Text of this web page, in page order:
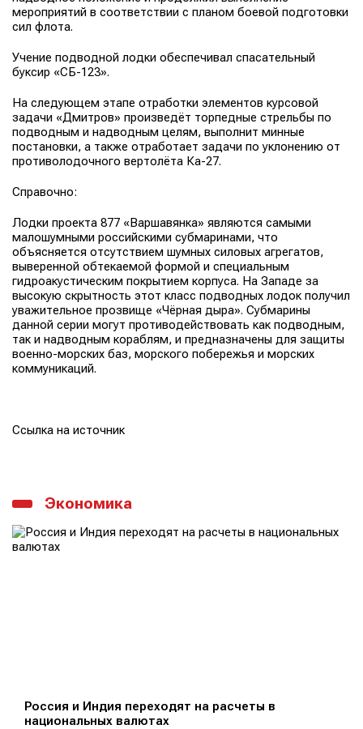
мероприятий в соответствии с планом боевой подготовки
сил флота.
Учение подводной лодки обеспечивал спасательный
буксир «СБ-123».
На следующем этапе отработки элементов курсовой
задачи «Дмитров» произведёт торпедные стрельбы по
подводным и надводным целям, выполнит минные
постановки, а также отработает задачи по уклонению от
противолодочного вертолёта Ка-27.
Справочно:
Лодки проекта 877 «Варшавянка» являются самыми
малошумными российскими субмаринами, что
объясняется отсутствием шумных силовых агрегатов,
выверенной обтекаемой формой и специальным
гидроакустическим покрытием корпуса. На Западе за
высокую скрытность этот класс подводных лодок получил
уважительное прозвище «Чёрная дыра». Субмарины
данной серии могут противодействовать как подводным,
так и надводным кораблям, и предназначены для защиты
военно-морских баз, морского побережья и морских
коммуникаций.
Ссылка на источник
Экономика
Россия и Индия переходят на расчеты в
национальных валютах